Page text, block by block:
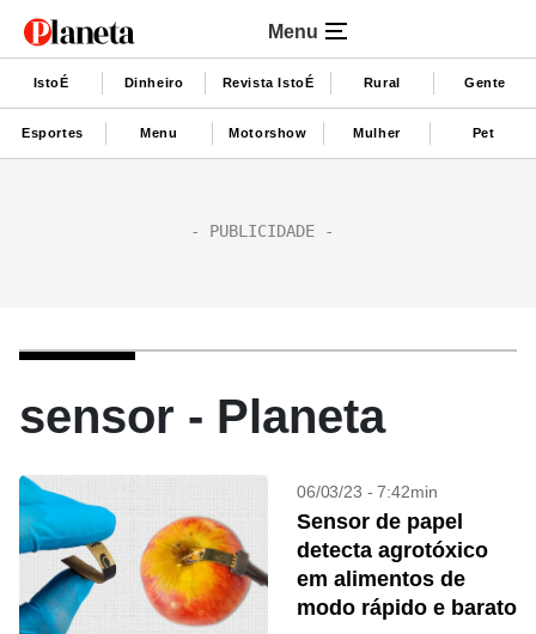
Menu
IstoÉ Dinheiro Revista IstoÉ Rural Gente
Esportes Menu Motorshow Mulher Pet
sensor - Planeta
06/03/23 - 7:42min
Sensor de papel
detecta agrotóxico
em alimentos de
modo rápido e barato